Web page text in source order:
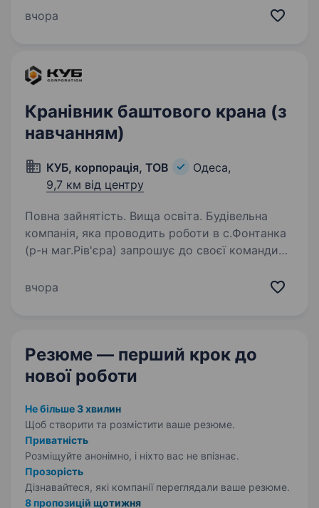
постачальника в будівельний гіпермаркет для
вчора
Кранівник баштового крана (з
навчанням)
КУБ, корпорація, ТОВ
Одеса,
9,7 км від центру
Повна зайнятість. Вища освіта. Будівельна
компанія, яка проводить роботи в с.Фонтанка
(р-н маг.Рів'єра) запрошує до своєї команди
досвідчених фахівців, так і кандидатів без
вчора
Резюме — перший крок до
нової роботи
Не більше 3 хвилин
Щоб створити та розмістити ваше резюме.
Приватність
Розміщуйте анонімно, і ніхто вас не впізнає.
Прозорість
Дізнавайтеся, які компанії переглядали ваше резюме.
8 пропозицій щотижня